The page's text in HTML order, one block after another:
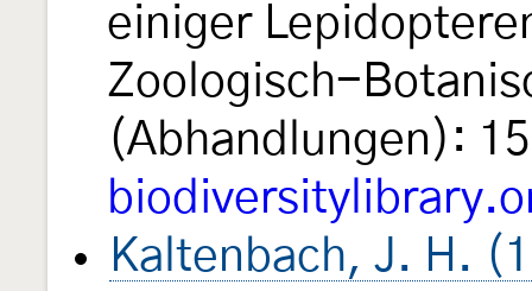
einiger
Zoologisch-
(Abhandlungen):
Kaltenbach, J. H.